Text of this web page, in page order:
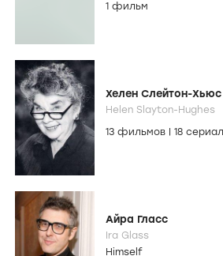
1 фильм
Хелен Слейтон-Хьюс
Helen Slayton-Hughes
13 фильмов
18
Айра Гласс
Ira Glass
Himself